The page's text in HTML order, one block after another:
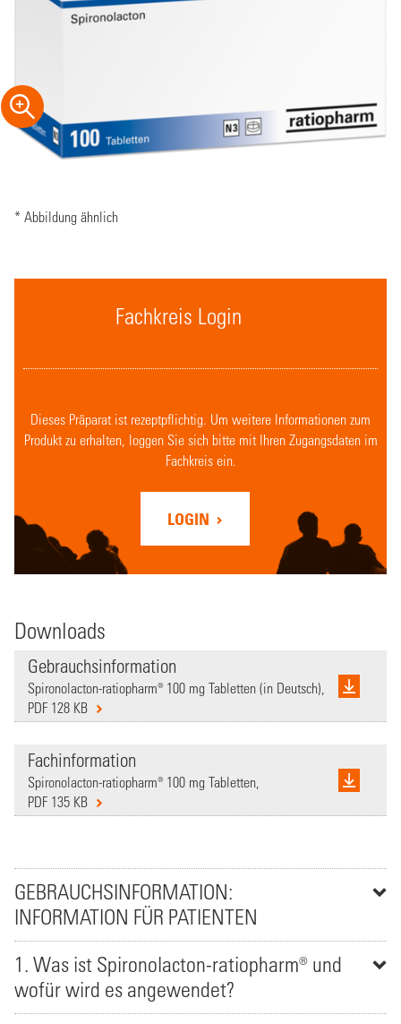
* Abbildung ähnlich
Fachkreis Login
Dieses Präparat ist rezeptpflichtig. Um weitere Informationen zum
Produkt zu erhalten, loggen Sie sich bitte mit Ihren Zugangsdaten im
Fachkreis ein.
LOGIN
Downloads
Gebrauchsinformation
Spironolacton-ratiopharm® 100 mg Tabletten (in Deutsch),
PDF 128 KB
Fachinformation
Spironolacton-ratiopharm® 100 mg Tabletten,
PDF 135 KB
GEBRAUCHSINFORMATION:
INFORMATION FÜR PATIENTEN
1. Was ist Spironolacton-ratiopharm® und
wofür wird es angewendet?